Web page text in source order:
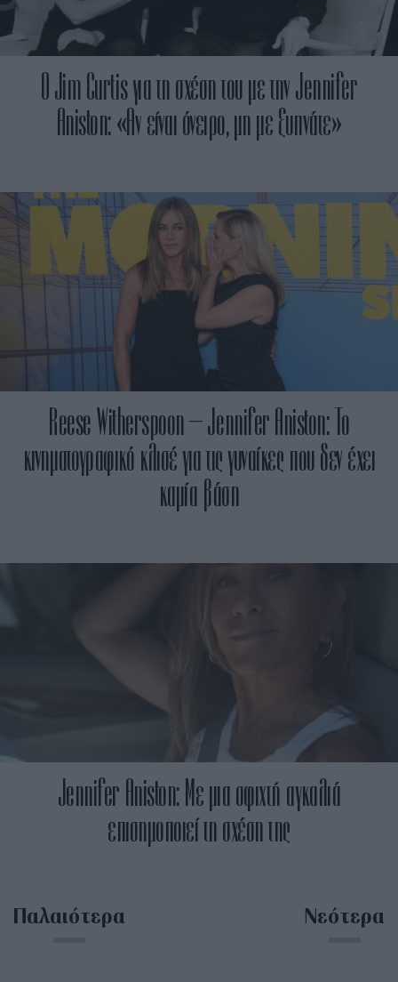
Ο Jim Curtis για τη σχέση του με την Jennifer
Aniston: «Αν είναι όνειρο, μη με ξυπνάτε»
Reese Witherspoon – Jennifer Aniston: Το
κινηματογραφικό κλισέ για τις γυναίκες που δεν έχει
καμία βάση
Jennifer Aniston: Με μια σφιχτή αγκαλιά
επισημοποιεί τη σχέση της
Παλαιότερα Νεότερα